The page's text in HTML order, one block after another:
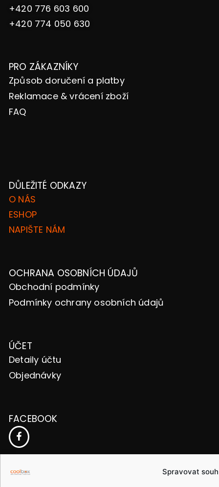
Spravovat
+420 776 603 600
+420 774 050 630
PRO ZÁKAZNÍKY
Způsob doručení a platby
Reklamace & vrácení zboží
FAQ
DŮLEŽITÉ ODKAZY
O NÁS
ESHOP
NAPIŠTE NÁM
OCHRANA OSOBNÍCH ÚDAJŮ
Obchodní podmínky
Podmínky ochrany osobních údajů
ÚČET
Detaily účtu
Objednávky
FACEBOOK